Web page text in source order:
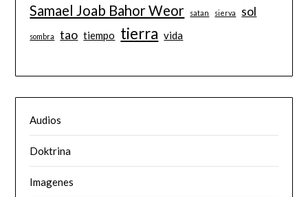
Samael Joab Bahor Weor satan sierva sol
sombra tao tiempo tierra vida
Audios
Doktrina
Imagenes